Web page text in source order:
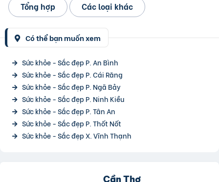
Tổng hợp
Các loại khác
Có thể bạn muốn xem
Sức khỏe - Sắc đẹp P. An Bình
Sức khỏe - Sắc đẹp P. Cái Răng
Sức khỏe - Sắc đẹp P. Ngã Bảy
Sức khỏe - Sắc đẹp P. Ninh Kiều
Sức khỏe - Sắc đẹp P. Tân An
Sức khỏe - Sắc đẹp P. Thốt Nốt
Sức khỏe - Sắc đẹp X. Vĩnh Thạnh
Cần Thơ